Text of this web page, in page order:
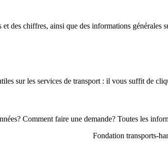
des chiffres, ainsi que des informations générales
sur les services de transport : il vous suffit de
Comment faire une demande? Toutes les
Fondation transports-